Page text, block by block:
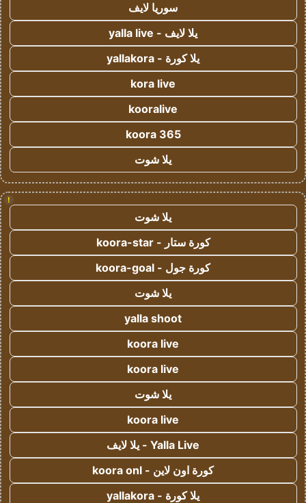
سوريا لايف
يلا لايف - yalla live
يلا كورة - yallakora
kora live
kooralive
koora 365
يلا شوت
!
يلا شوت
كورة ستار - koora-star
كورة جول - koora-goal
يلا شوت
yalla shoot
koora live
koora live
يلا شوت
koora live
Yalla Live - يلا لايف
كورة اون لاين - koora onl
يلا كورة - yallakora